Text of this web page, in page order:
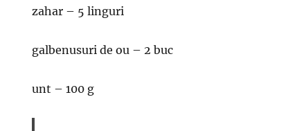
zahar – 5 linguri
galbenusuri de ou – 2 buc
unt – 100 g